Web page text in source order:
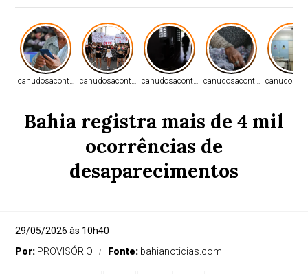
canudosacontece.comcanudosacontece.comcanudosacontece.comcanudosacontece.com
Bahia registra mais de 4 mil
ocorrências de
desaparecimentos
29/05/2026 às 10h40
Por: PROVISÓRIO Fonte: bahianoticias.com